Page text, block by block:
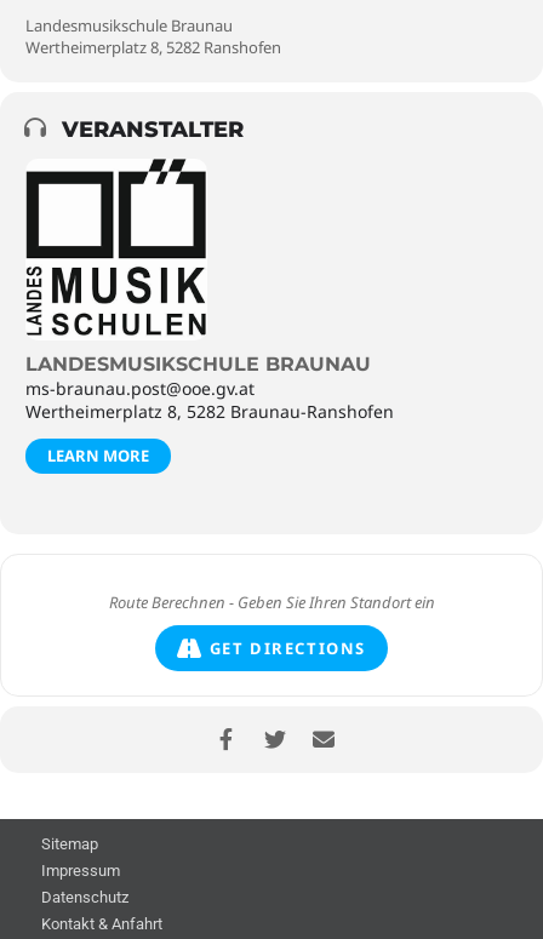
Landesmusikschule Braunau
Wertheimerplatz 8, 5282 Ranshofen
VERANSTALTER
LANDESMUSIKSCHULE BRAUNAU
ms-braunau.post@ooe.gv.at
Wertheimerplatz 8, 5282 Braunau-Ranshofen
LEARN MORE
GET DIRECTIONS
Sitemap
Impressum
Datenschutz
Kontakt & Anfahrt